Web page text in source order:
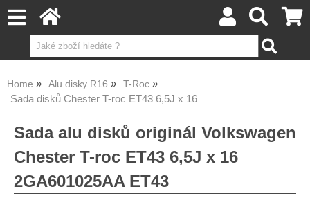
Home Alu disky R16 T-Roc
Sada disků Chester T-roc ET43 6,5J x 16
Sada alu disků originál Volkswagen
Chester T-roc ET43 6,5J x 16
2GA601025AA ET43